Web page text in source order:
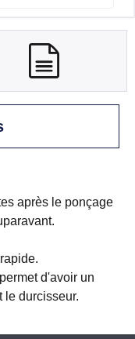
après le ponçage
d'avoir un
le durcisseur.